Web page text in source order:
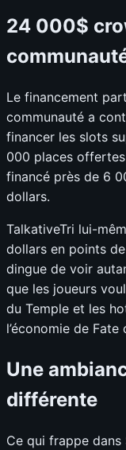
24 000$
Le financement
communauté a
financer les slots
000 places
financé près de 6
dollars.
TalkativeTri lui-
dollars en points
dingue de voir
que les joueurs
du Temple et les
l’économie de Fate
Une
différente
Ce qui frappe dans